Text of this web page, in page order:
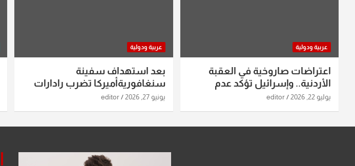
عربية ودولية
اعتراضات صاروخية في العقبة
الأردنية.. وإسرائيل تؤكد عدم
استهدافها
يوليو 22, 2026 editor
عربية ودولية
بعد استهداف سفينة
سنغافوريةأميركا تضرب رادارات
ومواقع صواريخ ومسيرات إيران..
يونيو 27, 2026 editor